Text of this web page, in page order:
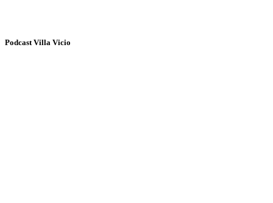
Podcast Villa Vicio